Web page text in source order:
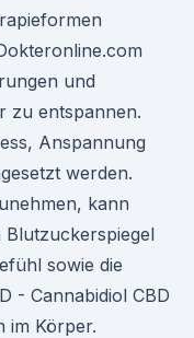
und
zu entspannen.
Anspannung
werden.
kann
sowie die
- Cannabidiol CBD
im Körper.